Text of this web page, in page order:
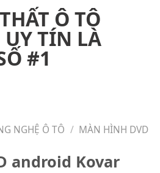
NGHỆ Ô TÔ / MÀN HÌNH DVD
android Kovar